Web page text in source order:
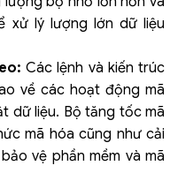
xử lý lượng lớn dữ liệu
Các lệnh và kiến trúc
về các hoạt động mã
dữ liệu. Bộ tăng tốc mã
mã hóa cũng như cải
vệ phần mềm và mã